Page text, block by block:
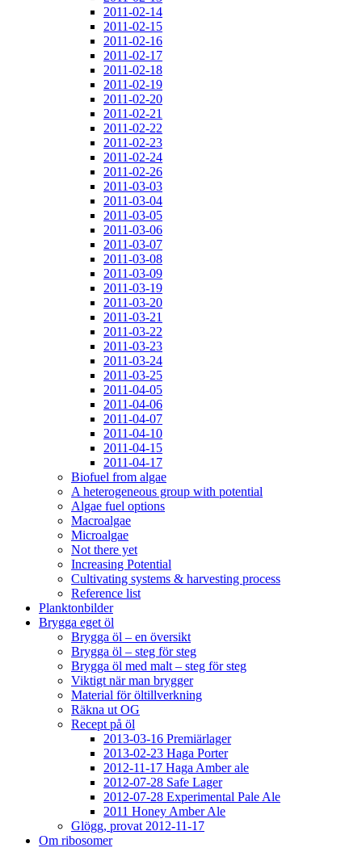
2011-02-14
2011-02-15
2011-02-16
2011-02-17
2011-02-18
2011-02-19
2011-02-20
2011-02-21
2011-02-22
2011-02-23
2011-02-24
2011-02-26
2011-03-03
2011-03-04
2011-03-05
2011-03-06
2011-03-07
2011-03-08
2011-03-09
2011-03-19
2011-03-20
2011-03-21
2011-03-22
2011-03-23
2011-03-24
2011-03-25
2011-04-05
2011-04-06
2011-04-07
2011-04-10
2011-04-15
2011-04-17
Biofuel from algae
A heterogeneous group with potential
Algae fuel options
Macroalgae
Microalgae
Not there yet
Increasing Potential
Cultivating systems & harvesting process
Reference list
Planktonbilder
Brygga eget öl
Brygga öl – en översikt
Brygga öl – steg för steg
Brygga öl med malt – steg för steg
Viktigt när man brygger
Material för öltillverkning
Räkna ut OG
Recept på öl
2013-03-16 Premiärlager
2013-02-23 Haga Porter
2012-11-17 Haga Amber ale
2012-07-28 Safe Lager
2012-07-28 Experimental Pale Ale
2011 Honey Amber Ale
Glögg, provat 2012-11-17
Om ribosomer